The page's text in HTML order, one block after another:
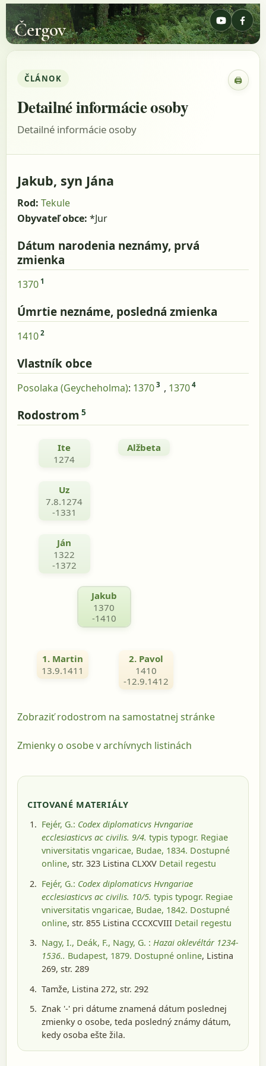
Čergov
ČLÁNOK 🖨
Detailné informácie osoby
Detailné informácie osoby
Jakub, syn Jána
Rod: Tekule
Obyvateľ obce: *Jur
Dátum narodenia neznámy, prvá
zmienka
1370 1
Úmrtie neznáme, posledná zmienka
1410 2
Vlastník obce
Posolaka (Geycheholma): 1370 3 , 1370 4
Rodostrom 5
Ite
1274
Uz
7.8.1274
-1331
Alžbeta
Ján
1322
-1372
Jakub
1370
-1410
1. Martin
13.9.1411
2. Pavol
1410
-12.9.1412
Zobraziť rodostrom na samostatnej stránke
Zmienky o osobe v archívnych listinách
CITOVANÉ MATERIÁLY
Fejér, G.: Codex diplomaticvs Hvngariae
ecclesiasticvs ac civilis. 9/4. typis typogr. Regiae
vniversitatis vngaricae, Budae, 1834. Dostupné
online, str. 323 Listina CLXXV Detail regestu
Fejér, G.: Codex diplomaticvs Hvngariae
ecclesiasticvs ac civilis. 10/5. typis typogr. Regiae
vniversitatis vngaricae, Budae, 1842. Dostupné
online, str. 855 Listina CCCXCVIII Detail regestu
Nagy, I., Deák, F., Nagy, G. : Hazai oklevéltár 1234-
1536.. Budapest, 1879. Dostupné online, Listina
269, str. 289
Tamže, Listina 272, str. 292
Znak '-' pri dátume znamená dátum poslednej
zmienky o osobe, teda posledný známy dátum,
kedy osoba ešte žila.